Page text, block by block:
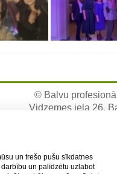
© Balvu
Vidzemes iela 26,
un trešo pušu sīkdatnes
un palīdzētu uzlabot